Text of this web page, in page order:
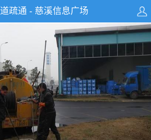
疏通 - 慈溪信息广场